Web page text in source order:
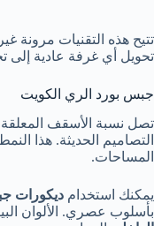
تتيح هذه التقنيات
تحويل أي غرفة عادية
جبس بورد الري الكويت
تصل نسبة الأسقف المعلقة
التصاميم الحديثة. هذا
المساحات.
يمكنك استخدام ديكورات
بأسلوب عصري. الألوان البيضاء